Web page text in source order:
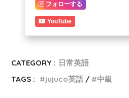
フォローする
YouTube
CATEGORY : 日常英語
TAGS :
jujuco英語 中級